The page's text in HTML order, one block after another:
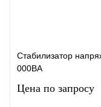
Стабилизатор
000BA
Цена по запросу